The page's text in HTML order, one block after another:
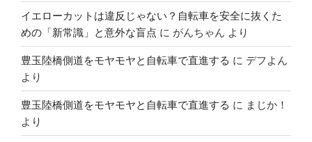
イエローカットは違反じゃない？自転車を安全に抜くた
めの「新常識」と意外な盲点 に がんちゃん より
豊玉陸橋側道をモヤモヤと自転車で直進する に デフよん
より
豊玉陸橋側道をモヤモヤと自転車で直進する に まじか！
より